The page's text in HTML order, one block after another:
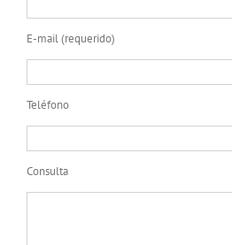
E-mail (requerido)
Teléfono
Consulta